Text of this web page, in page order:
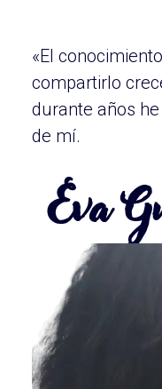
«El
compartirlo
durante años
de mí.
Eva